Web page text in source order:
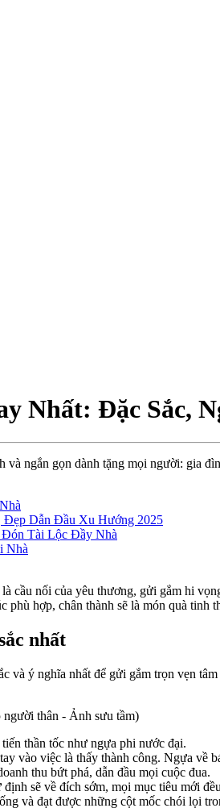
Nhất: Đặc Sắc,
ngắn gọn dành tặng mọi người: gia
Đẹp Dẫn Đầu Xu Hướng 2025
Đón Tài Lộc Đầy Nhà
Nhà
cầu nối của yêu thương, gửi gắm hi
hợp, chân thành sẽ là món quà
nhất
ý nghĩa nhất để gửi gắm trọn vẹn
thân - Ảnh sưu tầm)
thần tốc như ngựa phi nước đại.
vào việc là thấy thành công. Ngựa về
thu bứt phá, dẫn đầu mọi cuộc đua.
sẽ về đích sớm, mọi mục tiêu mới
và đạt được những cột mốc chói lọi